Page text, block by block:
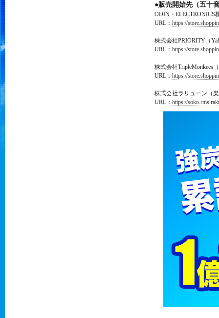
●販売開始先（五十
ODIN・ELECTRONICS
URL： https://
株式会社PRIORITY（
URL： https://
株式会社TripleMonkees
URL： https://
株式会社ラリューン（
URL： https://